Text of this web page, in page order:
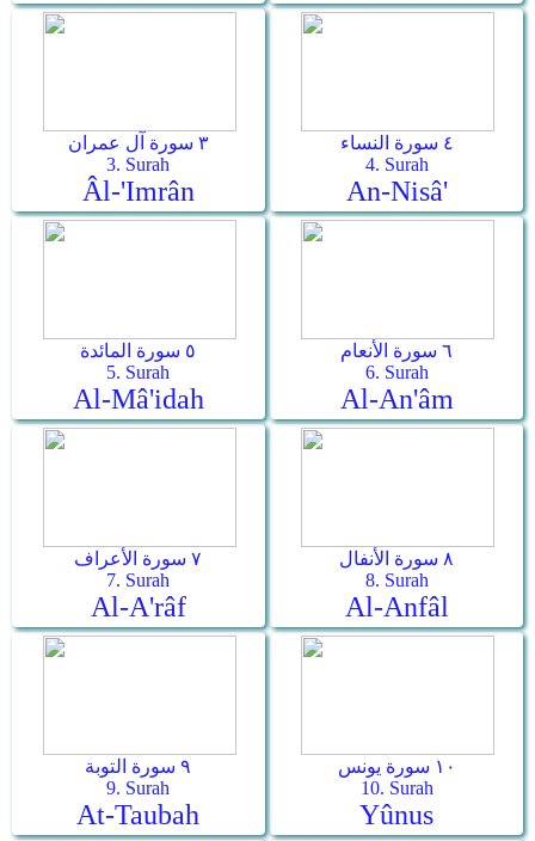
٣ سورة آل عمران
3. Surah
Âl-'Imrân
٤ سورة النساء
4. Surah
An-Nisâ'
٥ سورة المائدة
5. Surah
Al-Mâ'idah
٦ سورة الأنعام
6. Surah
Al-An'âm
٧ سورة الأعراف
7. Surah
Al-A'râf
٨ سورة الأنفال
8. Surah
Al-Anfâl
٩ سورة التوبة
9. Surah
At-Taubah
١٠ سورة يونس
10. Surah
Yûnus